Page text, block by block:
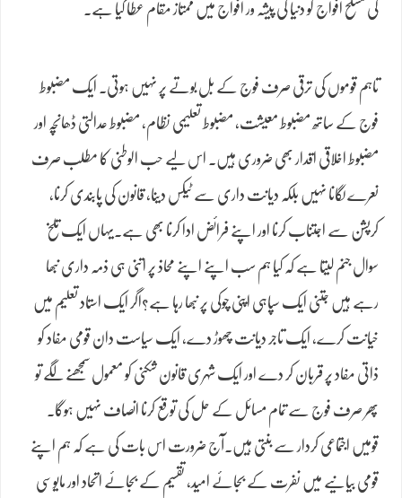
کی مسلح افواج کو دنیا کی پیشہ ور افواج میں ممتاز مقام عطا کیا ہے۔
تاہم قوموں کی ترقی صرف فوج کے بل بوتے پر نہیں ہوتی۔ ایک مضبوط
فوج کے ساتھ مضبوط معیشت، مضبوط تعلیمی نظام، مضبوط عدالتی ڈھانچہ اور
مضبوط اخلاقی اقدار بھی ضروری ہیں۔ اس لیے حب الوطنی کا مطلب صرف
نعرے لگانا نہیں بلکہ دیانت داری سے ٹیکس دینا، قانون کی پابندی کرنا،
کرپشن سے اجتناب کرنا اور اپنے فرائض ادا کرنا بھی ہے۔یہاں ایک تلخ
سوال جنم لیتا ہے کہ کیا ہم سب اپنے اپنے محاذ پر اتنی ہی ذمہ داری نبھا
رہے ہیں جتنی ایک سپاہی اپنی چوکی پر نبھا رہا ہے؟اگر ایک استاد تعلیم میں
خیانت کرے، ایک تاجر دیانت چھوڑ دے، ایک سیاست دان قومی مفاد کو
ذاتی مفاد پر قربان کر دے اور ایک شہری قانون شکنی کو معمول سمجھنے لگے تو
پھر صرف فوج سے تمام مسائل کے حل کی توقع کرنا انصاف نہیں ہوگا۔
قومیں اجتماعی کردار سے بنتی ہیں۔آج ضرورت اس بات کی ہے کہ ہم اپنے
قومی بیانیے میں نفرت کے بجائے امید، تقسیم کے بجائے اتحاد اور مایوسی